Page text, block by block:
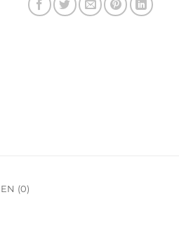
(0)